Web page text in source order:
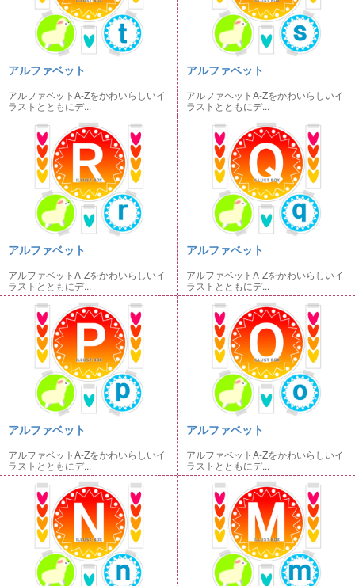
アルファベット
アルファベットA-Zをかわいらしいイ
ラストとともにデ...
アルファベット
アルファベットA-Zをかわいらしいイ
ラストとともにデ...
アルファベット
アルファベットA-Zをかわいらしいイ
ラストとともにデ...
アルファベット
アルファベットA-Zをかわいらしいイ
ラストとともにデ...
アルファベット
アルファベットA-Zをかわいらしいイ
ラストとともにデ...
アルファベット
アルファベットA-Zをかわいらしいイ
ラストとともにデ...